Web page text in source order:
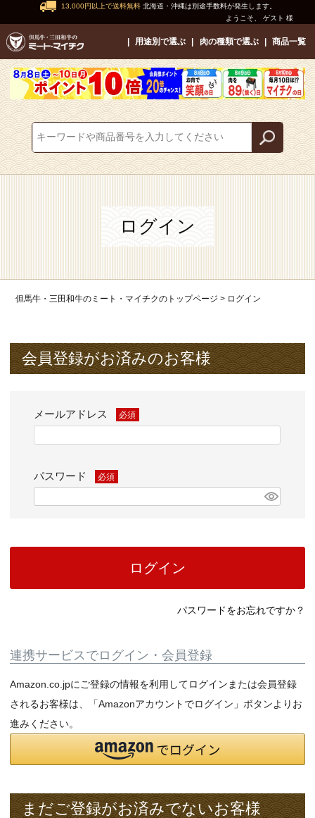
13,000円以上で送料無料 北海道・沖縄は別途手数料が発生します。
ようこそ、 ゲスト 様
用途別で選ぶ 肉の種類で選ぶ 商品一覧
ログイン
但馬牛・三田和牛のミート・マイチクのトップページ ログイン
会員登録がお済みのお客様
メールアドレス
パスワード
ログイン
パスワードをお忘れですか？
連携サービスでログイン・会員登録
Amazon.co.jpにご登録の情報を利用してログインまたは会員登録
されるお客様は、「Amazonアカウントでログイン」ボタンよりお
進みください。
まだご登録がお済みでないお客様